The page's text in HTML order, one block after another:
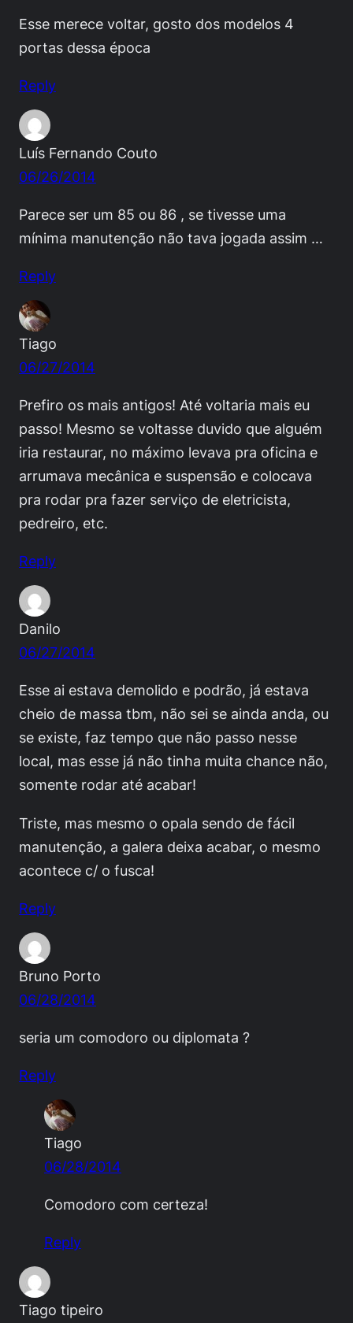
Esse merece voltar, gosto dos modelos 4
portas dessa época
Reply
Luís Fernando Couto
06/26/2014
Parece ser um 85 ou 86 , se tivesse uma
mínima manutenção não tava jogada assim …
Reply
Tiago
06/27/2014
Prefiro os mais antigos! Até voltaria mais eu
passo! Mesmo se voltasse duvido que alguém
iria restaurar, no máximo levava pra oficina e
arrumava mecânica e suspensão e colocava
pra rodar pra fazer serviço de eletricista,
pedreiro, etc.
Reply
Danilo
06/27/2014
Esse ai estava demolido e podrão, já estava
cheio de massa tbm, não sei se ainda anda, ou
se existe, faz tempo que não passo nesse
local, mas esse já não tinha muita chance não,
somente rodar até acabar!
Triste, mas mesmo o opala sendo de fácil
manutenção, a galera deixa acabar, o mesmo
acontece c/ o fusca!
Reply
Bruno Porto
06/28/2014
seria um comodoro ou diplomata ?
Reply
Tiago
06/28/2014
Comodoro com certeza!
Reply
Tiago tipeiro